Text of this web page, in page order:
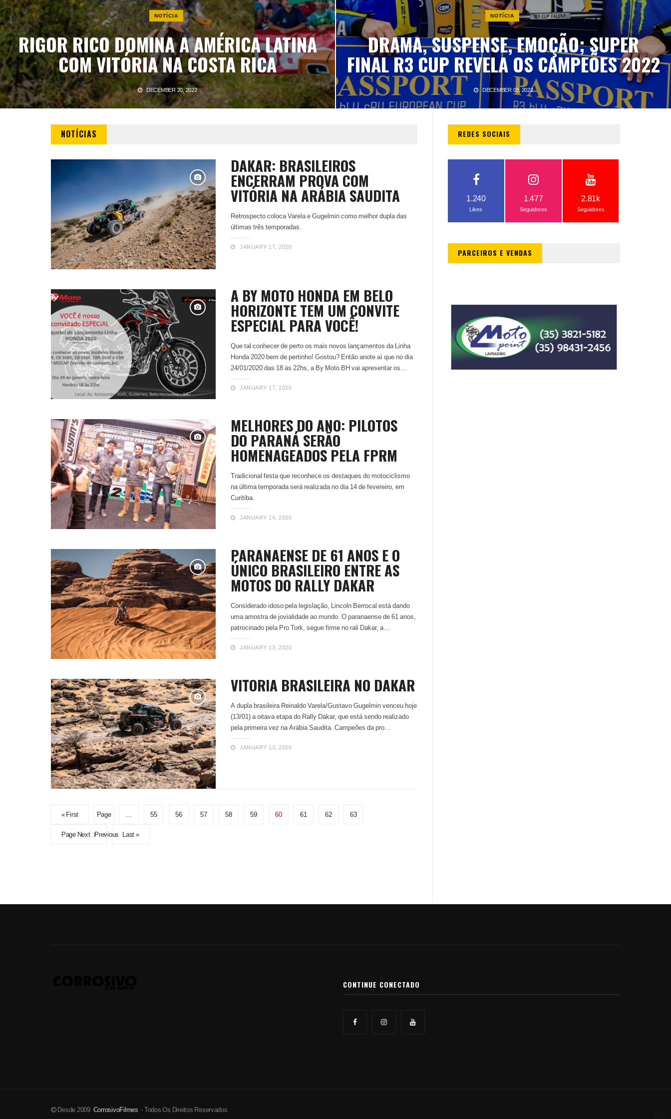
NOTÍCIA
RIGOR RICO DOMINA A AMÉRICA LATINA
COM VITÓRIA NA COSTA RICA
DECEMBER 20, 2022
NOTÍCIA
DRAMA, SUSPENSE, EMOÇÃO; SUPER
FINAL R3 CUP REVELA OS CAMPEÕES 2022
DECEMBER 03, 2022
NOTÍCIAS
DAKAR: BRASILEIROS
ENCERRAM PROVA COM
VITÓRIA NA ARÁBIA SAUDITA
Retrospecto coloca Varela e Gugelmin como melhor dupla das
últimas três temporadas.
JANUARY 17, 2020
A BY MOTO HONDA EM BELO
HORIZONTE TEM UM CONVITE
ESPECIAL PARA VOCÊ!
Que tal conhecer de perto os mais novos lançamentos da Linha
Honda 2020 bem de pertinho! Gostou? Então anote aí que no dia
24/01/2020 das 18 às 22hs, a By Moto BH vai apresentar os…
JANUARY 17, 2020
MELHORES DO ANO: PILOTOS
DO PARANÁ SERÃO
HOMENAGEADOS PELA FPRM
Tradicional festa que reconhece os destaques do motociclismo
na última temporada será realizada no dia 14 de fevereiro, em
Curitiba.
JANUARY 14, 2020
PARANAENSE DE 61 ANOS É O
ÚNICO BRASILEIRO ENTRE AS
MOTOS DO RALLY DAKAR
Considerado idoso pela legislação, Lincoln Berrocal está dando
uma amostra de jovialidade ao mundo. O paranaense de 61 anos,
patrocinado pela Pro Tork, segue firme no rali Dakar, a…
JANUARY 13, 2020
VITÓRIA BRASILEIRA NO DAKAR
A dupla brasileira Reinaldo Varela/Gustavo Gugelmin venceu hoje
(13/01) a oitava etapa do Rally Dakar, que está sendo realizado
pela primeira vez na Arábia Saudita. Campeões da pro…
JANUARY 13, 2020
« First Page
Previous
55 56 57 58 59 60 61 62 63
Page Next Last »
REDES SOCIAIS
1.240
Likes
1.477
Seguidores
2.81k
Seguidores
PARCEIROS E VENDAS
CONTINUE CONECTADO
Desde 2009 CorrosivoFilmes - Todos Os Direitos Reservados